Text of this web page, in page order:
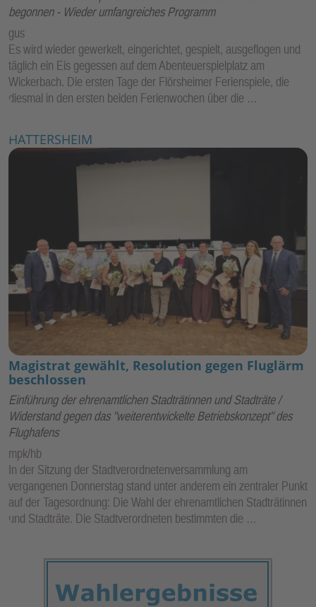
begonnen - Wieder umfangreiches Programm
gus
Es wird wieder gewerkelt, eingerichtet, gespielt, ausgeflogen und
täglich ein Eis gegessen auf dem Abenteuerspielplatz am
Wickerbach. Die ersten Tage der Flörsheimer Ferienspiele, die
diesmal in den ersten beiden Ferienwochen über die …
HATTERSHEIM
Magistrat gewählt, Resolution gegen Fluglärm
beschlossen
Einführung der ehrenamtlichen Stadträtinnen und Stadträte /
Widerstand gegen das "weiterentwickelte Betriebskonzept" des
Flughafens
mpk/hb
In der Sitzung der Stadtverordnetenversammlung am
vergangenen Donnerstag stand unter anderem ein zentraler Punkt
auf der Tagesordnung: Die Wahl der ehrenamtlichen Stadträtinnen
und Stadträte. Die Stadtverordneten bestimmten die …